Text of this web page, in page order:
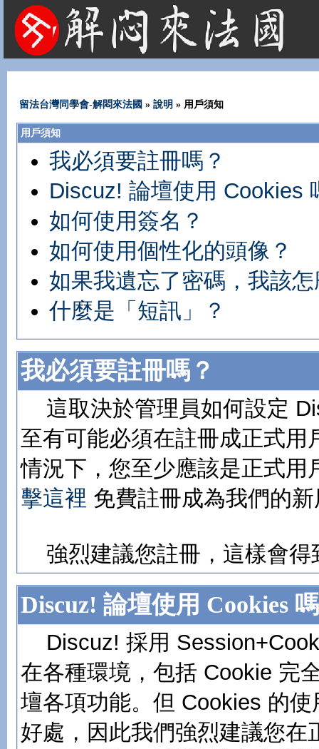
留法台灣同學會-解悶來法國 » 說明 » 用戶須知
用戶須知
我必須要註冊嗎？
Discuz! 論壇使用 Cookies
如何使用簽名？
如何使用個性化的頭像？
如果我遺忘了密碼，我該
什麼是「短訊」？
我必須要註冊嗎？
這取決於管理員如何設定
至有可能必須在註冊成正式
情況下，您至少應該是正式
擊這裡 免費註冊成為我們的
強烈建議您註冊，這樣會得
Discuz! 論壇使用 Cookies
Discuz! 採用
在各種環境，包括 Cookie 完
壇各項功能。但 Cookies 的
好處，因此我們強烈建議您